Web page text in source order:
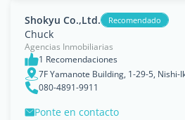
Shokyu Co.,Ltd. Recomendado
Chuck
Agencias Inmobiliarias
1 Recomendaciones
080-4891-9911
Ponte en contacto